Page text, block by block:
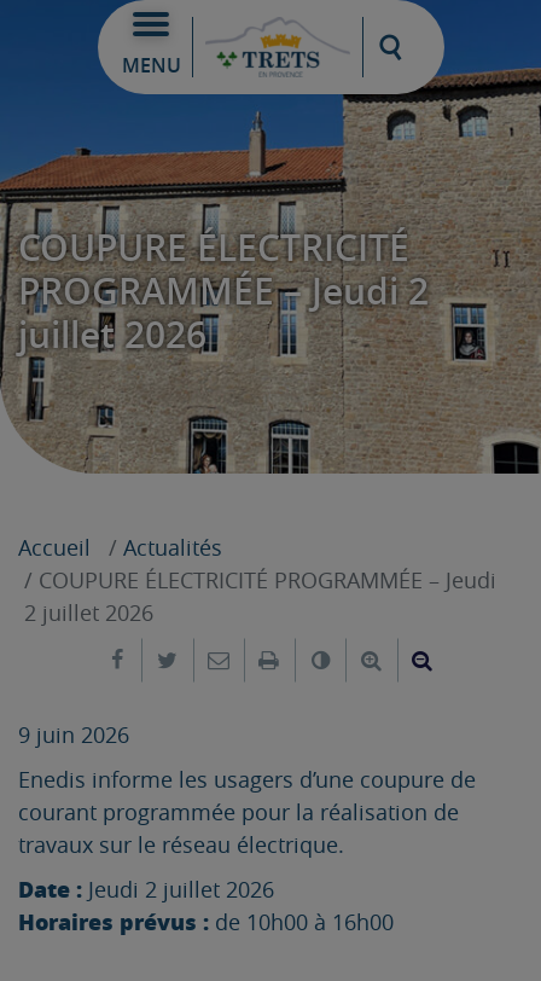
MENU
Moteur de
COUPURE ÉLECTRICITÉ
PROGRAMMÉE – Jeudi 2
juillet 2026
Accueil
Actualités
COUPURE ÉLECTRICITÉ PROGRAMMÉE – Jeudi
2 juillet 2026
Partager sur Facebook
Partager sur Twitter
Envoyer par e-mail
ImprimerChanger leAgrandir le
9 juin 2026
Enedis informe les usagers d’une coupure de
courant programmée pour la réalisation de
travaux sur le réseau électrique.
Date : Jeudi 2 juillet 2026
Horaires prévus : de 10h00 à 16h00